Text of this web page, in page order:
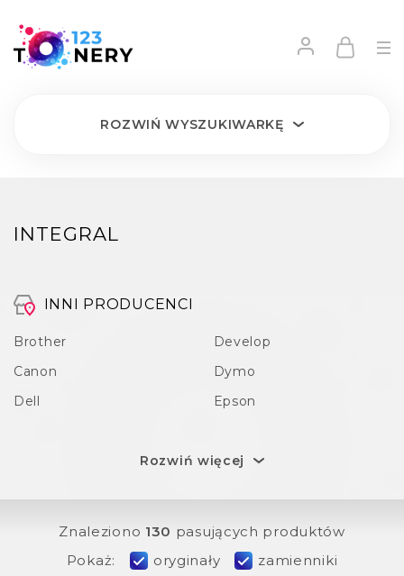
ROZWIŃ WYSZUKIWARKĘ
INTEGRAL
INNI PRODUCENCI
Brother
Canon
Dell
Develop
Dymo
Epson
Rozwiń więcej
Znaleziono 130 pasujących produktów
Pokaż:
oryginały zamienniki